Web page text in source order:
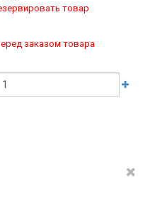
товар
заказом товара